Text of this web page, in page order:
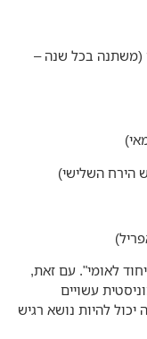
בכל שנה –
השלישי)
לאומי". עם זאת,
עשויים
להיות נושא רגיש